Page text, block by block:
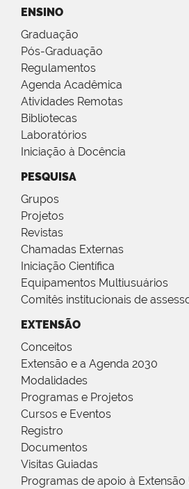
ENSINO
Graduação
Pós-Graduação
Regulamentos
Agenda Acadêmica
Atividades Remotas
Bibliotecas
Laboratórios
Iniciação à Docência
PESQUISA
Grupos
Projetos
Revistas
Chamadas Externas
Iniciação Científica
Equipamentos Multiusuários
Comitês institucionais de
EXTENSÃO
Conceitos
Extensão e a Agenda 2030
Modalidades
Programas e Projetos
Cursos e Eventos
Registro
Documentos
Visitas Guiadas
Programas de apoio à Extensão